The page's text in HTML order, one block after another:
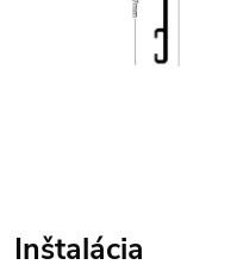
Inštalácia